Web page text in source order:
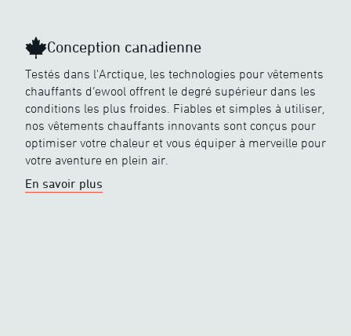
Conception canadienne
Testés dans l'Arctique, les technologies pour vêtements
chauffants d’ewool offrent le degré supérieur dans les
conditions les plus froides. Fiables et simples à utiliser,
nos vêtements chauffants innovants sont conçus pour
optimiser votre chaleur et vous équiper à merveille pour
votre aventure en plein air.
En savoir plus